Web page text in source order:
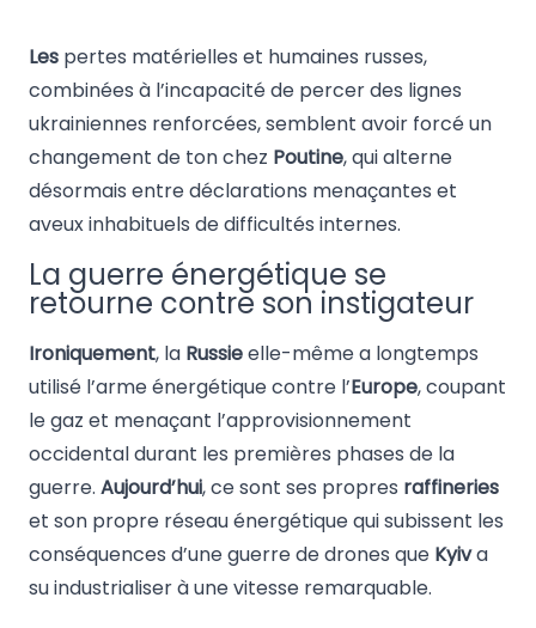
Les pertes matérielles et humaines russes,
combinées à l’incapacité de percer des lignes
ukrainiennes renforcées, semblent avoir forcé un
changement de ton chez Poutine, qui alterne
désormais entre déclarations menaçantes et
aveux inhabituels de difficultés internes.
La guerre énergétique se
retourne contre son instigateur
Ironiquement, la Russieelle-même a longtemps
utilisé l’arme énergétique contre l’Europe, coupant
le gaz et menaçant l’approvisionnement
occidental durant les premières phases de la
guerre. Aujourd’hui, ce sont ses propres raffineries
et son propre réseau énergétique qui subissent les
conséquences d’une guerre de drones que Kyiva
su industrialiser à une vitesse remarquable.